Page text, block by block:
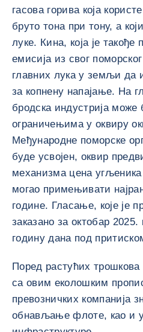
гасова горива која
бруто тона при тону, а
луке. Кина, која је
емисија из свог
главних лука у земљи да
за копнену напајање. На
бродска индустрија може
ограничењима у оквиру
Међународне поморске
буде усвојен, оквир
механизма цена
могао примењивати
године. Гласање, које је
заказано за октобар
годину дана под
Поред растућих
са овим еколошким
превозничких компанија
обнављање флоте, као и